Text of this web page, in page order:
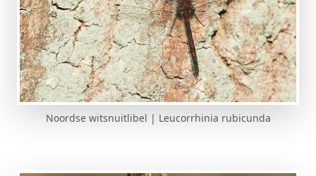
Noordse witsnuitlibel | Leucorrhinia rubicunda